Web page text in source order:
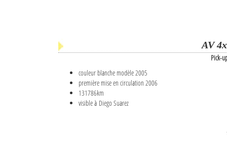
AV
Pick-
couleur blanche modèle 2005
première mise en circulation 2006
131786km
visible à Diego Suarez